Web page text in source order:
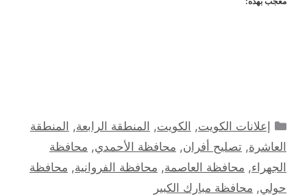
التصنيفات
إعلانات الكويت, الكويت, المنطقة الرابعة, المنطقة
العاشرة, تصليح أفران, محافظة الأحمدي, محافظة
الجهراء, محافظة العاصمة, محافظة الفروانية, محافظة
حولي, محافظة مبارك الكبير